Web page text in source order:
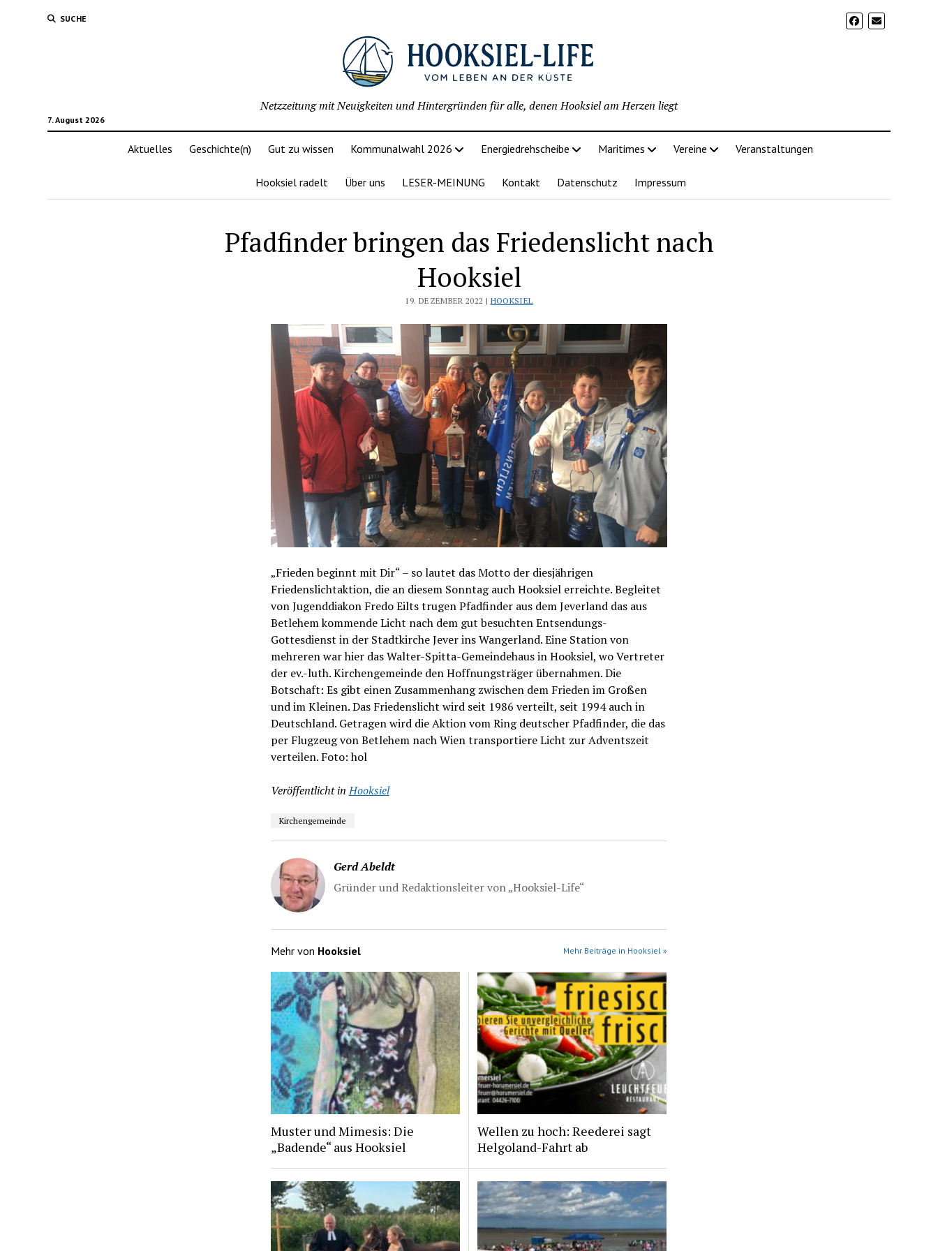
SUCHE
7. August 2026
Netzzeitung mit Neuigkeiten und Hintergründen für alle, denen Hooksiel am Herzen liegt
Aktuelles Geschichte(n) Gut zu wissen Kommunalwahl 2026 Energiedrehscheibe Maritimes Vereine Veranstaltungen
Hooksiel radelt Über uns LESER-MEINUNG Kontakt Datenschutz Impressum
Pfadfinder bringen das Friedenslicht nach
Hooksiel
19. DEZEMBER 2022 | HOOKSIEL
„Frieden beginnt mit Dir“ – so lautet das Motto der diesjährigen
Friedenslichtaktion, die an diesem Sonntag auch Hooksiel erreichte. Begleitet
von Jugenddiakon Fredo Eilts trugen Pfadfinder aus dem Jeverland das aus
Betlehem kommende Licht nach dem gut besuchten Entsendungs-
Gottesdienst in der Stadtkirche Jever ins Wangerland. Eine Station von
mehreren war hier das Walter-Spitta-Gemeindehaus in Hooksiel, wo Vertreter
der ev.-luth. Kirchengemeinde den Hoffnungsträger übernahmen. Die
Botschaft: Es gibt einen Zusammenhang zwischen dem Frieden im Großen
und im Kleinen. Das Friedenslicht wird seit 1986 verteilt, seit 1994 auch in
Deutschland. Getragen wird die Aktion vom Ring deutscher Pfadfinder, die das
per Flugzeug von Betlehem nach Wien transportiere Licht zur Adventszeit
verteilen. Foto: hol
Veröffentlicht in Hooksiel
Kirchengemeinde
Gerd Abeldt
Gründer und Redaktionsleiter von „Hooksiel-Life“
Mehr von Hooksiel Mehr Beiträge in Hooksiel »
Muster und Mimesis: Die
„Badende“ aus Hooksiel
Wellen zu hoch: Reederei sagt
Helgoland-Fahrt ab